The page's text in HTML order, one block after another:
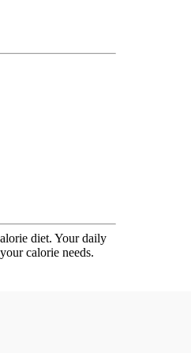
diet. Your daily
calorie needs.